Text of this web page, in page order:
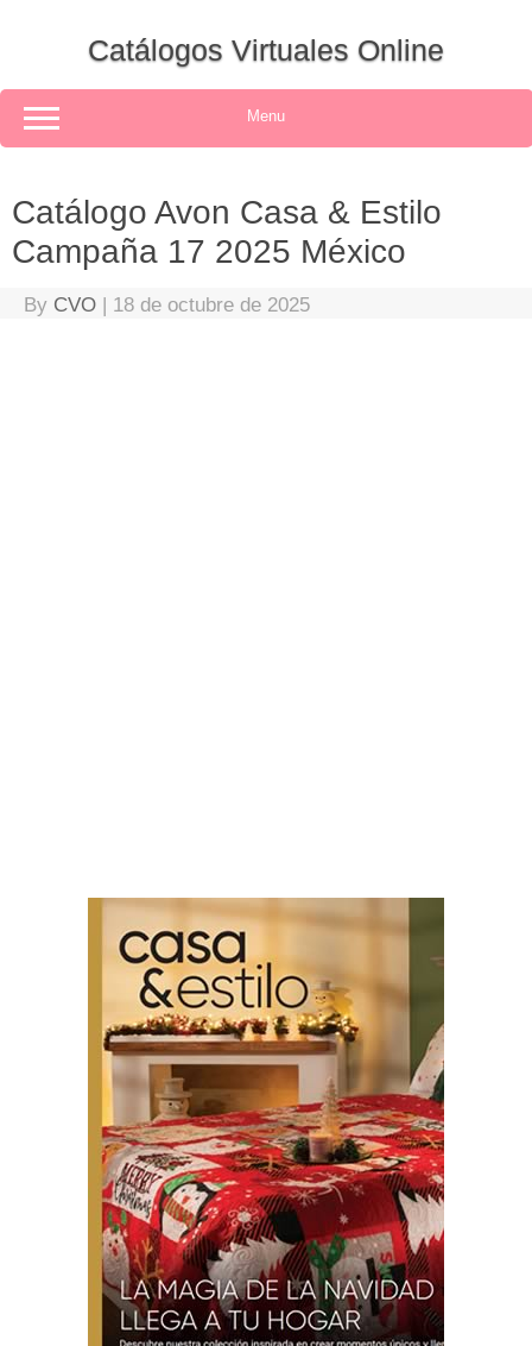
Catálogos Virtuales Online
Menu
Catálogo Avon Casa & Estilo
Campaña 17 2025 México
By CVO | 18 de octubre de 2025